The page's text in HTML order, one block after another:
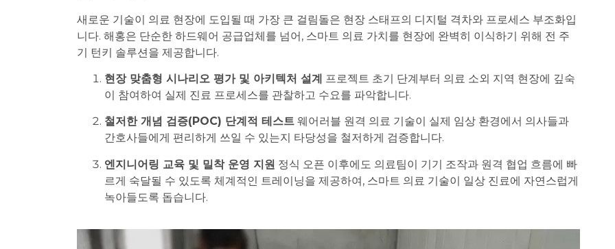
새로운 기술이 의료 현장에 도입될 때 가장 큰 걸림돌은 현장 스태프의 디지털 격차와 프로세스 부조화입
니다. 해홍은 단순한 하드웨어 공급업체를 넘어, 스마트 의료 가치를 현장에 완벽히 이식하기 위해 전 주
기 턴키 솔루션을 제공합니다.
현장 맞춤형 시나리오 평가 및 아키텍처 설계 프로젝트 초기 단계부터 의료 소외 지역 현장에 깊숙
이 참여하여 실제 진료 프로세스를 관찰하고 수요를 파악합니다.
철저한 개념 검증(POC) 단계적 테스트 웨어러블 원격 의료 기술이 실제 임상 환경에서 의사들과
간호사들에게 편리하게 쓰일 수 있는지 타당성을 철저하게 검증합니다.
엔지니어링 교육 및 밀착 운영 지원 정식 오픈 이후에도 의료팀이 기기 조작과 원격 협업 흐름에 빠
르게 숙달될 수 있도록 체계적인 트레이닝을 제공하여, 스마트 의료 기술이 일상 진료에 자연스럽게
녹아들도록 돕습니다.